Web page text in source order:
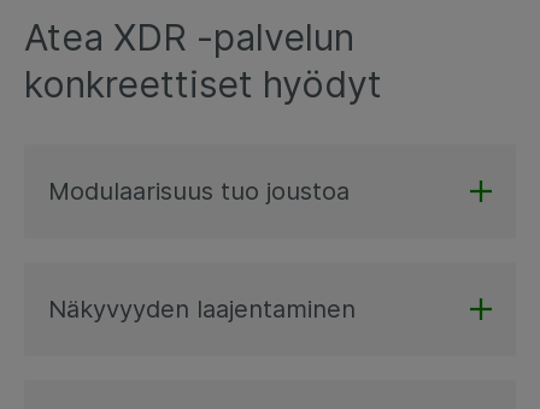
Atea XDR -palvelun
konkreettiset hyödyt
Modulaarisuus tuo joustoa
Näkyvyyden laajentaminen